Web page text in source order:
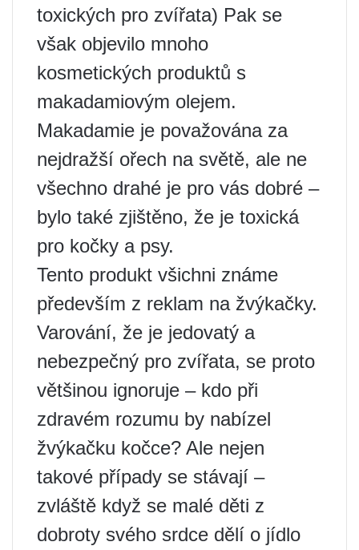
toxických pro zvířata) Pak se
však objevilo mnoho
kosmetických produktů s
makadamiovým olejem.
Makadamie je považována za
nejdražší ořech na světě, ale ne
všechno drahé je pro vás dobré –
bylo také zjištěno, že je toxická
pro kočky a psy.
Tento produkt všichni známe
především z reklam na žvýkačky.
Varování, že je jedovatý a
nebezpečný pro zvířata, se proto
většinou ignoruje – kdo při
zdravém rozumu by nabízel
žvýkačku kočce? Ale nejen
takové případy se stávají –
zvláště když se malé děti z
dobroty svého srdce dělí o jídlo